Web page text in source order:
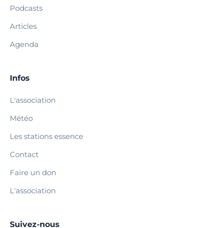
Podcasts
Articles
Agenda
Infos
L'association
Météo
Les stations essence
Contact
Faire un don
L'association
Suivez-nous